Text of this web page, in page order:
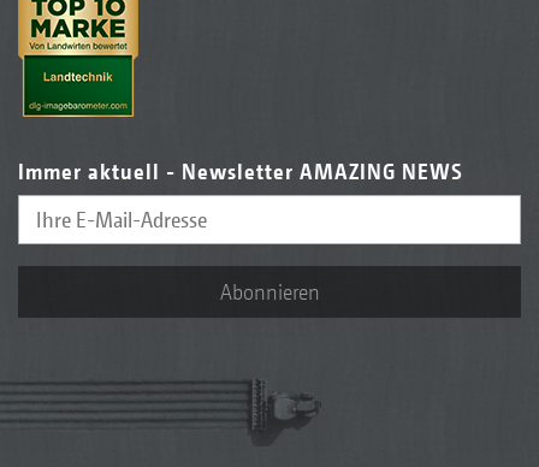
Immer aktuell - Newsletter AMAZING NEWS
Abonnieren